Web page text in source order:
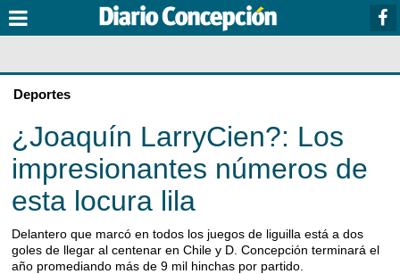
Deportes
¿Joaquín LarryCien?: Los
impresionantes números de
esta locura lila
Delantero que marcó en todos los juegos de liguilla está a dos
goles de llegar al centenar en Chile y D. Concepción terminará el
año promediando más de 9 mil hinchas por partido.